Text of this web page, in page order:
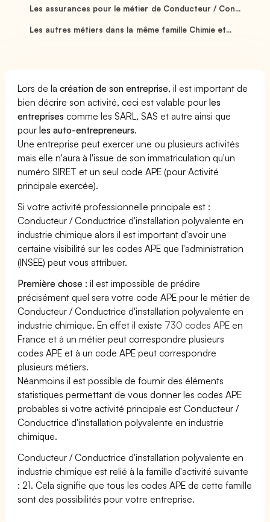
Les assurances pour le métier de Conducteur / Con...
Les autres métiers dans la même famille Chimie et...
Lors de lacréation de son entreprise, il est important de
bien décrire son activité, ceci est valable pourles
entreprises comme les SARL, SAS et autre ainsi que
pourles auto-entrepreneurs.
Une entreprise peut exercer une ou plusieurs activités
mais elle n'aura à l'issue de son immatriculation qu'un
numéro SIRET et un seul code APE (pour Activité
principale exercée).
Si votre activité professionnelle principale est :
Conducteur / Conductrice d'installation polyvalente en
industrie chimique alors il est important d'avoir une
certaine visibilité sur les codes APE que l'administration
(INSEE) peut vous attribuer.
Première chose : il est impossible de prédire
précisément quel sera votre code APE pour le métier de
Conducteur / Conductrice d'installation polyvalente en
industrie chimique. En effet il existe 730 codes APE en
France et à un métier peut correspondre plusieurs
codes APE et à un code APE peut correspondre
plusieurs métiers.
Néanmoins il est possible de fournir des éléments
statistiques permettant de vous donner les codes APE
probables si votre activité principale est Conducteur /
Conductrice d'installation polyvalente en industrie
chimique.
Conducteur / Conductrice d'installation polyvalente en
industrie chimique est relié à la famille d'activité suivante
: 21. Cela signifie que tous les codes APE de cette famille
sont des possibilités pour votre entreprise.